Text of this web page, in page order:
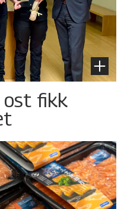
ost fikk